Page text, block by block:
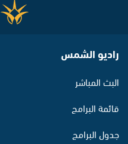
راديو الشمس
البث المباشر
قائمة البرامج
جدول البرامج